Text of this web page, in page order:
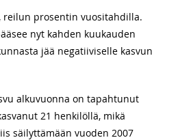
reilun prosentin vuositahdilla.
nyt kahden kuukauden
jää negatiiviselle kasvun
alkuvuonna on tapahtunut
21 henkilöllä, mikä
säilyttämään vuoden 2007